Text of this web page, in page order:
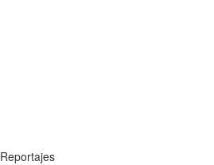
Reportajes